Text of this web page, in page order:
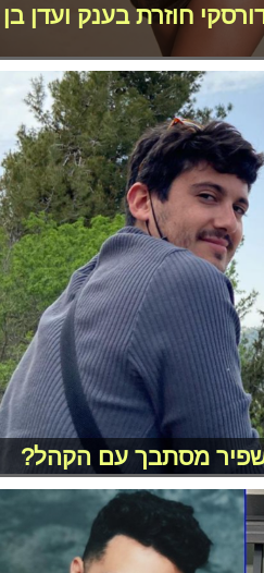
חוזרת בענק ועדן בן
שפיר מסתבך עם הקהל?